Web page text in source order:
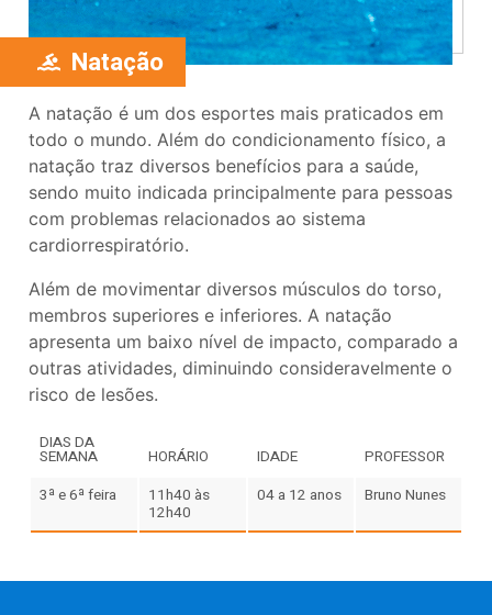
Natação
A natação é um dos esportes mais praticados em
todo o mundo. Além do condicionamento físico, a
natação traz diversos benefícios para a saúde,
sendo muito indicada principalmente para pessoas
com problemas relacionados ao sistema
cardiorrespiratório.
Além de movimentar diversos músculos do torso,
membros superiores e inferiores. A natação
apresenta um baixo nível de impacto, comparado a
outras atividades, diminuindo consideravelmente o
risco de lesões.
DIAS DA
SEMANA HORÁRIO IDADE
PROFESSOR
3ª e 6ª feira
11h40 às
12h40
04 a 12 anos Bruno Nunes